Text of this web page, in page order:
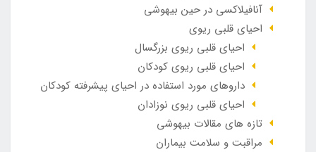
آنافيلاکسی در حين بيهوشی
احیای قلبی ریوی
احیای قلبی ریوی بزرگسال
احیای قلبی ریوی کودکان
داروهای مورد استفاده در احیای پیشرفته کودکان
احیای قلبی ریوی نوزادان
تازه های مقالات بیهوشی
مراقبت و سلامت بیماران